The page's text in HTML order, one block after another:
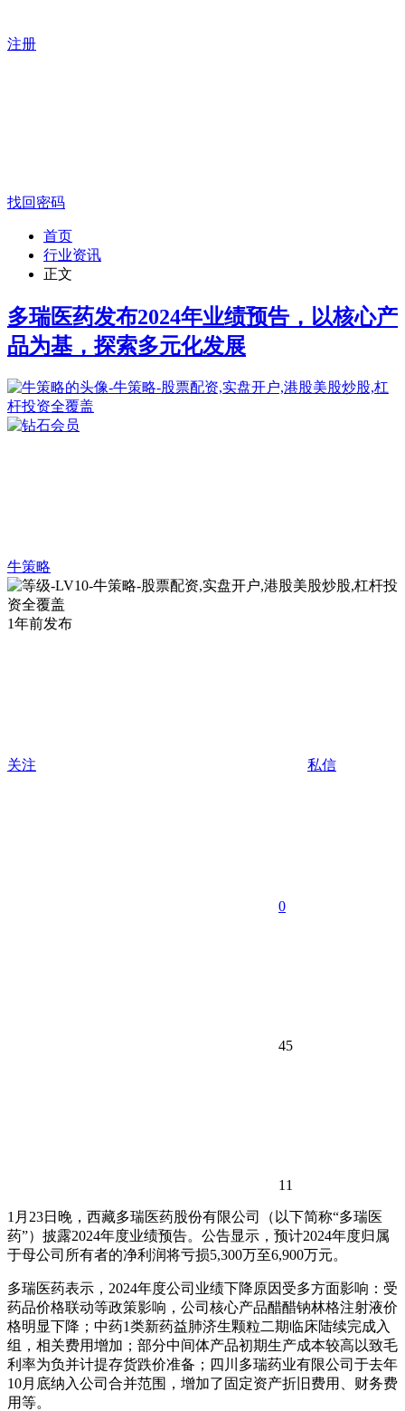
注册
找回密码
首页
行业资讯
正文
多瑞医药发布2024年业绩预告，以核心产
品为基，探索多元化发展
牛策略
1年前发布
关注 私信
0
45
11
1月23日晚，西藏多瑞医药股份有限公司（以下简称“多瑞医
药”）披露2024年度业绩预告。公告显示，预计2024年度归属
于母公司所有者的净利润将亏损5,300万至6,900万元。
多瑞医药表示，2024年度公司业绩下降原因受多方面影响：受
药品价格联动等政策影响，公司核心产品醋醋钠林格注射液价
格明显下降；中药1类新药益肺济生颗粒二期临床陆续完成入
组，相关费用增加；部分中间体产品初期生产成本较高以致毛
利率为负并计提存货跌价准备；四川多瑞药业有限公司于去年
10月底纳入公司合并范围，增加了固定资产折旧费用、财务费
用等。